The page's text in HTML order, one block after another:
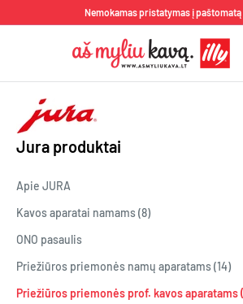
Nemokamas pristatymas į paštomatą
Aš
Jura produktai
Apie JURA
Kavos aparatai namams (8)
ONO pasaulis
Priežiūros priemonės namų aparatams (14)
Priežiūros priemonės prof. kavos aparatams